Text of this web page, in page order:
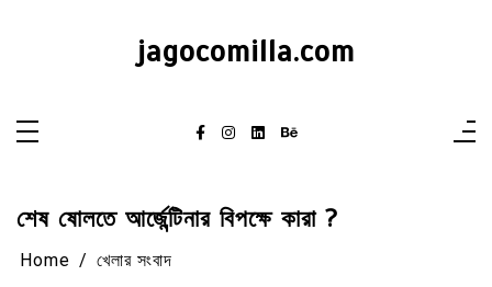
jagocomilla.com
শেষ ষোলতে আর্জেন্টিনার বিপক্ষে কারা ?
Home খেলার সংবাদ